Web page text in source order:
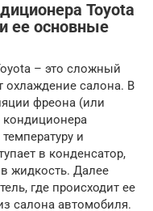
Toyota
ее основные
– это сложный
охлаждение салона. В
фреона (или
кондиционера
и
в конденсатор,
жидкость. Далее
где происходит ее
салона автомобиля.